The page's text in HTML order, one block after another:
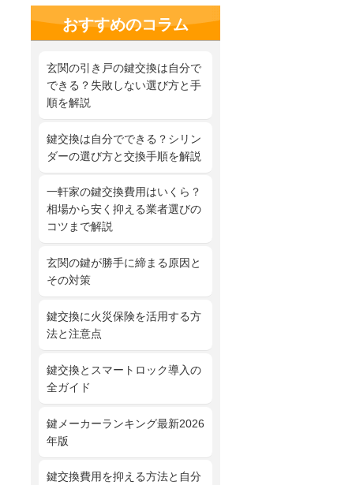
おすすめのコラム
玄関の引き戸の鍵交換は自分で
できる？失敗しない選び方と手
順を解説
鍵交換は自分でできる？シリン
ダーの選び方と交換手順を解説
一軒家の鍵交換費用はいくら？
相場から安く抑える業者選びの
コツまで解説
玄関の鍵が勝手に締まる原因と
その対策
鍵交換に火災保険を活用する方
法と注意点
鍵交換とスマートロック導入の
全ガイド
鍵メーカーランキング最新2026
年版
鍵交換費用を抑える方法と自分